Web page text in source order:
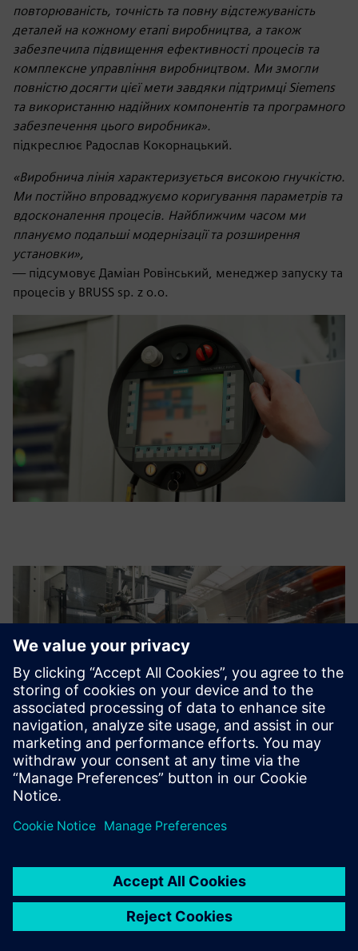
повторюваність, точність та повну відстежуваність
деталей на кожному етапі виробництва, а також
забезпечила підвищення ефективності процесів та
комплексне управління виробництвом. Ми змогли
повністю досягти цієї мети завдяки підтримці Siemens
та використанню надійних компонентів та програмного
забезпечення цього виробника».
підкреслює Радослав Кокорнацький.
«Виробнича лінія характеризується високою гнучкістю.
Ми постійно впроваджуємо коригування параметрів та
вдосконалення процесів. Найближчим часом ми
плануємо подальші модернізації та розширення
установки»,
— підсумовує Даміан Ровінський, менеджер запуску та
процесів у BRUSS sp. z o.o.